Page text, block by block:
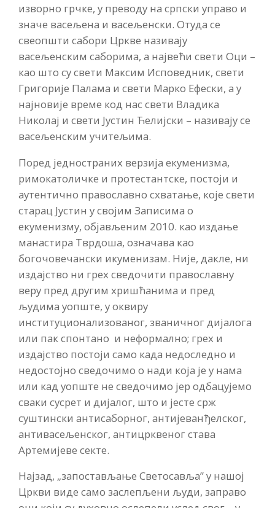
изворно грчке, у преводу на српски управо и
значе васељена и васељенски. Отуда се
свеопшти сабори Цркве називају
васељенским саборима, а највећи свети Оци –
као што су свети Максим Исповедник, свети
Григорије Палама и свети Марко Ефески, а у
најновије време код нас свети Владика
Николај и свети Јустин Ћелијски – називају се
васељенским учитељима.
Поред једностраних верзија екуменизма,
римокатоличке и протестантске, постоји и
аутентично православно схватање, које свети
старац Јустин у својим Записима о
екуменизму, објављеним 2010. као издање
манастира Тврдоша, означава као
богочовечански икуменизам. Није, дакле, ни
издајство ни грех сведочити православну
веру пред другим хришћанима и пред
људима уопште, у оквиру
институционализованог, званичног дијалога
или пак спонтано и неформално; грех и
издајство постоји само када недоследно и
недостојно сведочимо о нади која је у нама
или кад уопште не сведочимо јер одбацујемо
сваки сусрет и дијалог, што и јесте срж
суштински антисаборног, антијеванђелског,
антивасељенског, антицрквеног става
Артемијеве секте.
Најзад, „запостављање Светосавља” у нашој
Цркви виде само заслепљени људи, заправо